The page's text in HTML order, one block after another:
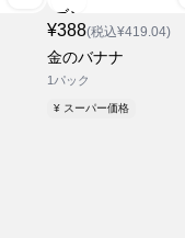
¥388(税込¥419.04)
金のバナナ
1パック
¥ スーパー価格